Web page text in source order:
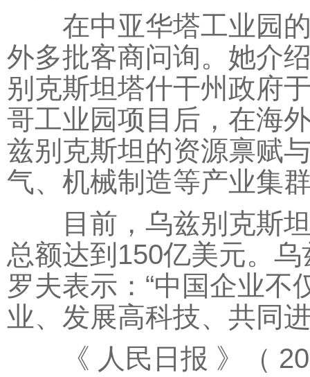
在中亚华塔工业园的
外多批客商问询。她介
别克斯坦塔什干州政府
哥工业园项目后，在海
兹别克斯坦的资源禀赋
气、机械制造等产业集
目前，乌兹别克斯坦
总额达到150亿美元。
罗夫表示：“中国企业
业、发展高科技、共同
《 人民日报 》（